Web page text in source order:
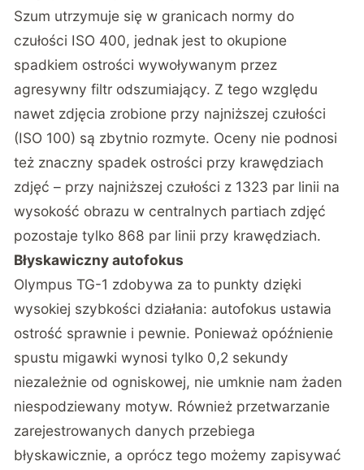
Szum utrzymuje się w granicach normy do
czułości ISO 400, jednak jest to okupione
spadkiem ostrości wywoływanym przez
agresywny filtr odszumiający. Z tego względu
nawet zdjęcia zrobione przy najniższej czułości
(ISO 100) są zbytnio rozmyte. Oceny nie podnosi
też znaczny spadek ostrości przy krawędziach
zdjęć – przy najniższej czułości z 1323 par linii na
wysokość obrazu w centralnych partiach zdjęć
pozostaje tylko 868 par linii przy krawędziach.
Błyskawiczny autofokus
Olympus TG-1 zdobywa za to punkty dzięki
wysokiej szybkości działania: autofokus ustawia
ostrość sprawnie i pewnie. Ponieważ opóźnienie
spustu migawki wynosi tylko 0,2 sekundy
niezależnie od ogniskowej, nie umknie nam żaden
niespodziewany motyw. Również przetwarzanie
zarejestrowanych danych przebiega
błyskawicznie, a oprócz tego możemy zapisywać